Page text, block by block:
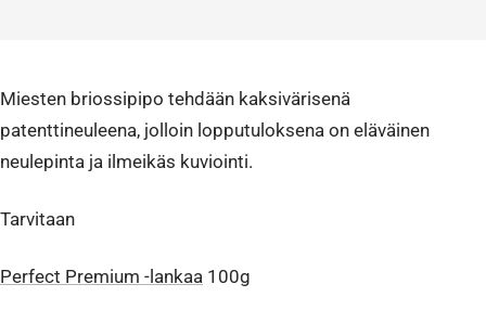
Miesten briossipipo tehdään kaksivärisenä
patenttineuleena, jolloin lopputuloksena on eläväinen
neulepinta ja ilmeikäs kuviointi.
Tarvitaan
Perfect Premium -lankaa 100g